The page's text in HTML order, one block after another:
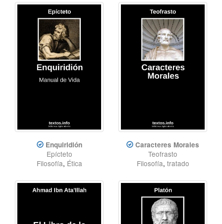
Enquiridión
Epícteto
Filosofía, Ética
Caracteres Morales
Teofrasto
Filosofía, tratado